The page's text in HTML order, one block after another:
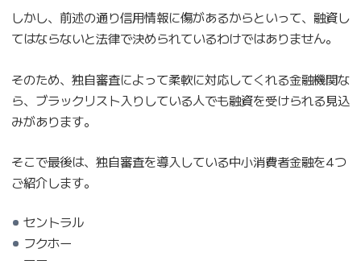
しかし、前述の通り信用情報に傷があるからといって、融資し
てはならないと法律で決められているわけではありません。
そのため、独自審査によって柔軟に対応してくれる金融機関な
ら、ブラックリスト入りしている人でも融資を受けられる見込
みがあります。
そこで最後は、独自審査を導入している中小消費者金融を4つ
ご紹介します。
セントラル
フクホー